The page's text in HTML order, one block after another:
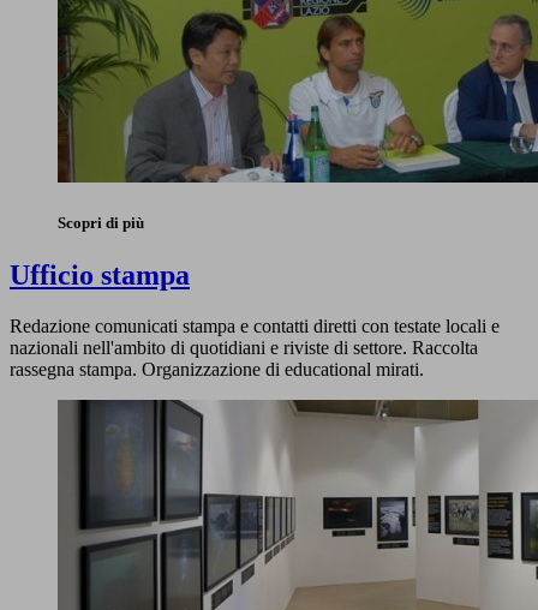
Scopri di più
Ufficio stampa
Redazione comunicati stampa e contatti diretti con testate locali e
nazionali nell'ambito di quotidiani e riviste di settore. Raccolta
rassegna stampa. Organizzazione di educational mirati.